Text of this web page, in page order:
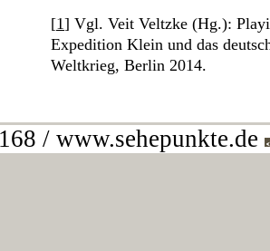
[1] Vgl. Veit Veltzke (Hg.):
Expedition Klein und das
Weltkrieg, Berlin 2014.
/ www.sehepunkte.de